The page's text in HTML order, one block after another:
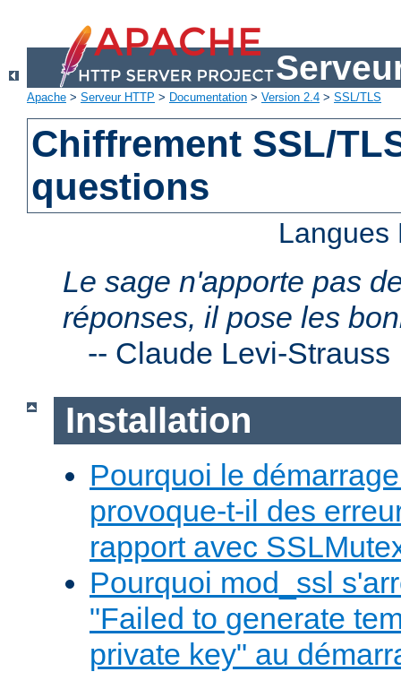
Apache > Serveur HTTP > Documentation > Version 2.4 > SSL/TLS
Chiffrement SSL/
questions
Le sage n'apporte pas
réponses, il pose les
-- Claude Levi-Strauss
Installation
Pourquoi le
provoque-t-il des
rapport avec
Pourquoi mod_ssl
"Failed to generate
private key" au